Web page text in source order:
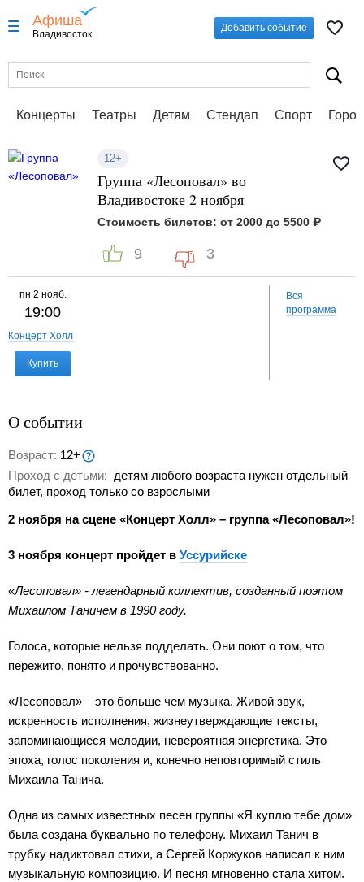
Афиша
Владивосток
Добавить событие
Концерты Театры Детям Стендап Спорт
12+
Группа «Лесоповал» во
Владивостоке 2 ноября
Стоимость билетов: от 2000 до 5500 ₽
9 3
пн 2 нояб.
19:00
Концерт Холл
Купить
Вся
программа
О событии
Возраст: 12+
Проход с детьми: детям любого возраста нужен отдельный
билет, проход только со взрослыми
2 ноября на сцене «Концерт Холл» – группа «Лесоповал»!
3 ноября концерт пройдет в Уссурийске
«Лесоповал» - легендарный коллектив, созданный поэтом
Михаилом Таничем в 1990 году.
Голоса, которые нельзя подделать. Они поют о том, что
пережито, понято и прочувствованно.
«Лесоповал» – это больше чем музыка. Живой звук,
искренность исполнения, жизнеутверждающие тексты,
запоминающиеся мелодии, невероятная энергетика. Это
эпоха, голос поколения и, конечно неповторимый стиль
Михаила Танича.
Одна из самых известных песен группы «Я куплю тебе дом»
была создана буквально по телефону. Михаил Танич в
трубку надиктовал стихи, а Сергей Коржуков написал к ним
музыкальную композицию. И песня мгновенно стала хитом.